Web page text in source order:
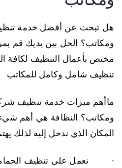
هل تبحث عن أفضل خدمة
ومكاتب؟ الحل بين يديك قم
مختص بأعمال التنظيف
تنظيف شامل وكامل للمكاتب
ماأهم ميزات خدمة تنظيف
ومكاتب؟ النظافة هي أهم
المكان الذي ندخل إليه لذلك
· نعمل على تنظيف